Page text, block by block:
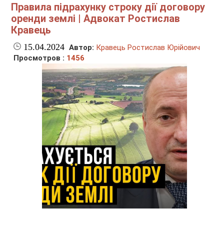
Правила підрахунку строку дії договору
оренди землі | Адвокат Ростислав
Кравець
15.04.2024 Автор: Кравець Ростислав Юрійович
Просмотров : 1456